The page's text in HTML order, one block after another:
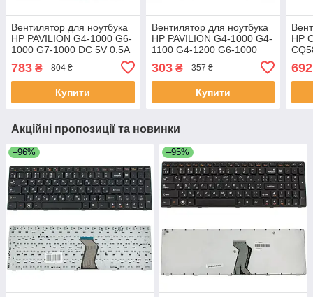
Вентилятор для ноутбука
HP PAVILION G4-1000 G6-
1000 G7-1000 DC 5V 0.5A
FQYDC51689058FAN)
(Кулер)
783 ₴ 804 ₴
Купити
Вентилятор для ноутбука
HP PAVILION G4-1000 G4-
1100 G4-1200 G6-1000
G6-1100 G6-1200 G7-1000
G7-1100 G7-1200 CQ42
G42
303₴ 357 ₴
Купити
HP
692
Акційні пропозиції та новинки
–96% –95%